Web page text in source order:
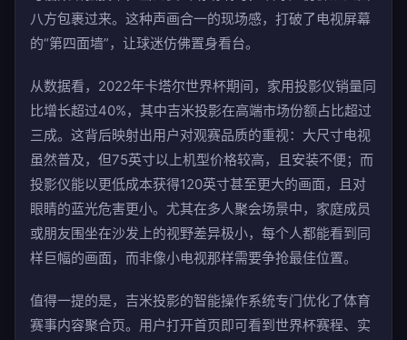
八方包裹过来。这种声画合一的现场感，打破了电视屏幕
的“第四面墙”，让球迷仿佛置身看台。
从数据看，2022年卡塔尔世界杯期间，家用投影仪销量同
比增长超过40%，其中吉米投影在高端市场份额占比超过
三成。这背后映射出用户对观赛品质的重视：大尺寸电视
虽然普及，但75英寸以上机型价格较高，且安装不便；而
投影仪能以更低成本获得120英寸甚至更大的画面，且对
眼睛的蓝光危害更小。尤其在多人聚会场景中，家庭成员
或朋友围坐在沙发上的视野差异极小，每个人都能看到同
样巨幅的画面，而非像小电视那样需要争抢最佳位置。
值得一提的是，吉米投影的智能操作系统专门优化了体育
赛事内容聚合页。用户打开首页即可看到世界杯赛程、实